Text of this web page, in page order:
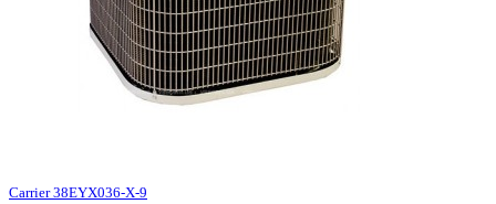
Carrier 38EYX036-X-9